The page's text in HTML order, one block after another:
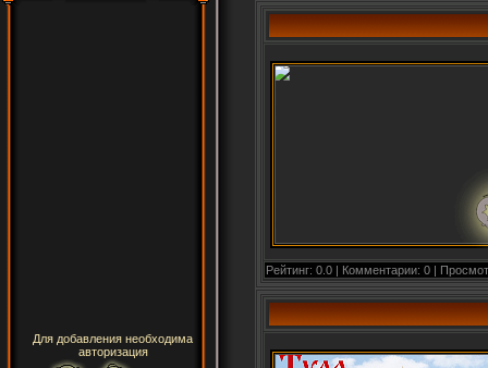
Для добавления необходима
авторизация
Рейтинг: 0.0 | Комментарии: 0 |